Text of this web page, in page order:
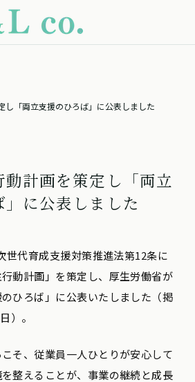
し「両立支援のひろば」に公表しました
計画を策定し「両立
に公表しました
世代育成支援対策推進法第12条に
動計画」を策定し、厚生労働省が
ひろば」に公表いたしました（掲
）。
そ、従業員一人ひとりが安心して
整えることが、事業の継続と成長